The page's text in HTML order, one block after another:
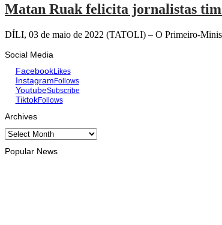
Matan Ruak felicita jornalistas
DÍLI, 03 de maio de 2022 (TATOLI) – O Primeiro-
Social Media
FacebookLikes
Instagram Follows
YoutubeSubscribe
TiktokFollows
Archives
Archives
Popular News